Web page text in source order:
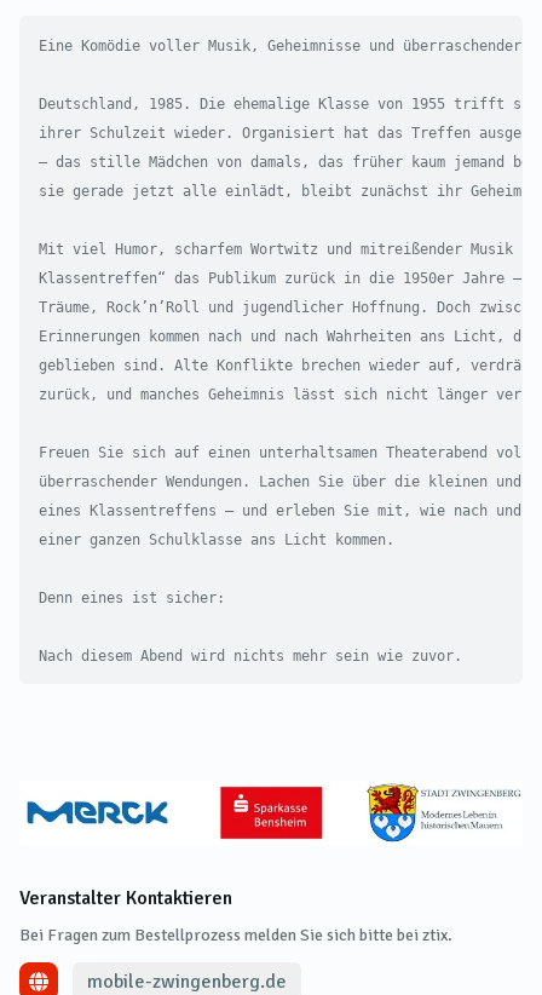
Eine Komödie voller Musik, Geheimnisse und überraschender
Deutschland, 1985. Die ehemalige Klasse von 1955 trifft
ihrer Schulzeit wieder. Organisiert hat das Treffen
– das stille Mädchen von damals, das früher kaum jemand
sie gerade jetzt alle einlädt, bleibt zunächst ihr
Mit viel Humor, scharfem Wortwitz und mitreißender Musik
Klassentreffen“ das Publikum zurück in die 1950er Jahre
Träume, Rock’n’Roll und jugendlicher Hoffnung. Doch
Erinnerungen kommen nach und nach Wahrheiten ans Licht,
geblieben sind. Alte Konflikte brechen wieder auf,
zurück, und manches Geheimnis lässt sich nicht länger
Freuen Sie sich auf einen unterhaltsamen Theaterabend
überraschender Wendungen. Lachen Sie über die kleinen und
eines Klassentreffens – und erleben Sie mit, wie nach und
einer ganzen Schulklasse ans Licht kommen.
Denn eines ist sicher:
Nach diesem Abend wird nichts mehr sein wie zuvor.
Veranstalter Kontaktieren
Bei Fragen zum Bestellprozess melden Sie sich bitte bei ztix.
mobile-zwingenberg.de